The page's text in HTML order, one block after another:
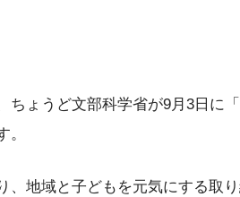
ょうど文部科学省が9月3日に
地域と子どもを元気にする取り